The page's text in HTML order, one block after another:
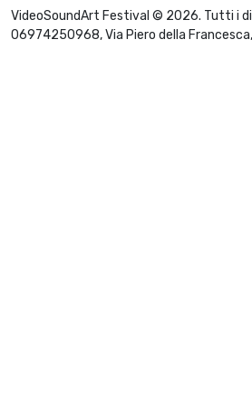
VideoSoundArt Festival © 2026. Tutti i
06974250968, Via Piero della